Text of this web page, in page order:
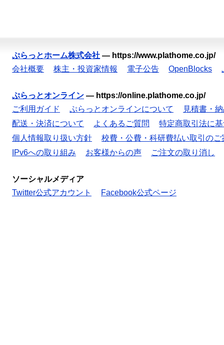
ぷらっとホーム株式会社 — https://www.plathome.co.jp/
会社概要
株主・投資家情報 電子公告 OpenBlocks
ぷらっとオンライン — https://online.plathome.co.jp/
ご利用ガイド
ぷらっとオンラインについて
見積書・
配送・決済について
よくあるご質問
特定商取引法に
個人情報取り扱い方針
校費・公費・科研費払い取引のご
IPv6への取り組み
お客様からの声 ご注文の取り消し
ソーシャルメディア
Twitter公式アカウント
Facebook公式ページ